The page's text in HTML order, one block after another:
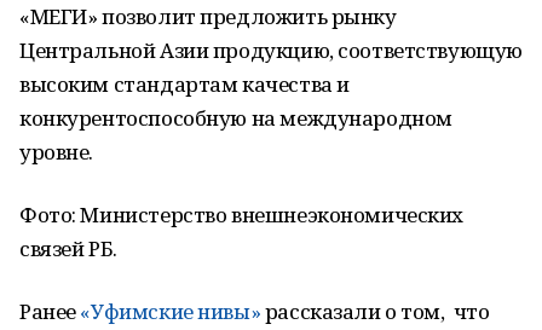
«МЕГИ» позволит предложить рынку
Центральной Азии продукцию, соответствующую
высоким стандартам качества и
конкурентоспособную на международном
уровне.
Фото: Министерство внешнеэкономических
связей РБ.
Ранее«Уфимские нивы»рассказали о том, что